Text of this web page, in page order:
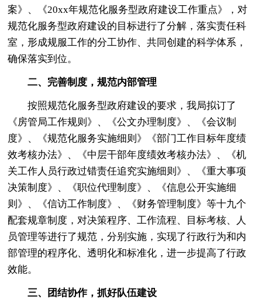
案》、《20xx年规范化服务型政府建设工作重点》，对
规范化服务型政府建设的目标进行了分解，落实责任科
室，形成规服工作的分工协作、共同创建的科学体系，
确保落实到位。
二、完善制度，规范内部管理
按照规范化服务型政府建设的要求，我局拟订了
《房管局工作规则》、《公文办理制度》、《会议制
度》、《规范化服务实施细则》《部门工作目标年度绩
效考核办法》、《中层干部年度绩效考核办法》、《机
关工作人员行政过错责任追究实施细则》、《重大事项
决策制度》、《职位代理制度》、《信息公开实施细
则》、《信访工作制度》、《财务管理制度》等十九个
配套规章制度，对决策程序、工作流程、目标考核、人
员管理等进行了规范，分别实施，实现了行政行为和内
部管理的程序化、透明化和标准化，进一步提高了行政
效能。
三、团结协作，抓好队伍建设